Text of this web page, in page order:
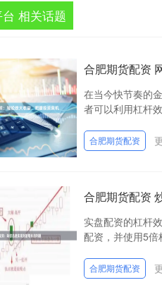
相关话题
合肥期货配资
在当今快节奏的
者可以利用杠杆
合肥期货配资
合肥期货配资
实盘配资的杠杆
配资，并使用5
合肥期货配资